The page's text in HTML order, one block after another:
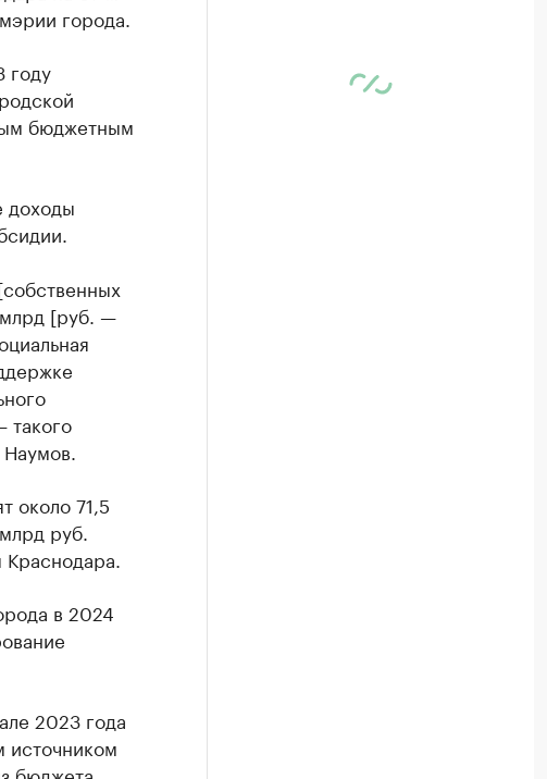
города.
году
бюджетным
доходы
[руб. —
такого
около 71,5
руб.
в 2024
2023 года